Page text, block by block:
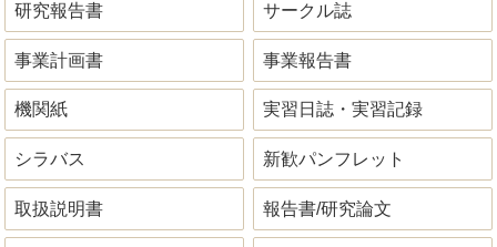
研究報告書 サークル誌
事業計画書 事業報告書
機関紙 実習日誌・実習記録
シラバス 新歓パンフレット
取扱説明書 報告書/研究論文